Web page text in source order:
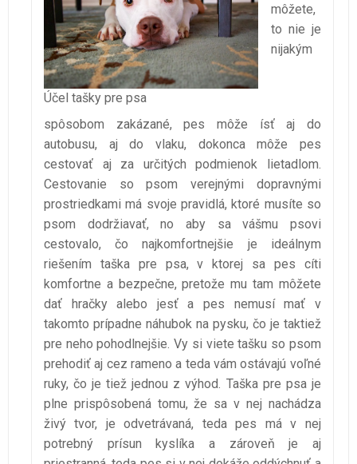
Účel tašky pre psa
môžete,
to nie je
nijakým
spôsobom zakázané, pes môže ísť aj do
autobusu, aj do vlaku, dokonca môže pes
cestovať aj za určitých podmienok lietadlom.
Cestovanie so psom verejnými dopravnými
prostriedkami má svoje pravidlá, ktoré musíte so
psom dodržiavať, no aby sa vášmu psovi
cestovalo, čo najkomfortnejšie je ideálnym
riešením taška pre psa, v ktorej sa pes cíti
komfortne a bezpečne, pretože mu tam môžete
dať hračky alebo jesť a pes nemusí mať v
takomto prípadne náhubok na pysku, čo je taktiež
pre neho pohodlnejšie. Vy si viete tašku so psom
prehodiť aj cez rameno a teda vám ostávajú voľné
ruky, čo je tiež jednou z výhod. Taška pre psa je
plne prispôsobená tomu, že sa v nej nachádza
živý tvor, je odvetrávaná, teda pes má v nej
potrebný prísun kyslíka a zároveň je aj